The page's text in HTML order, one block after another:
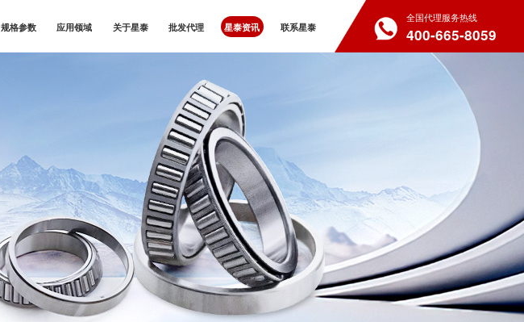
规格参数 应用领域 关于星泰 批发代理 星泰资讯 联系星泰
全国代理服务热线
400-665-8059